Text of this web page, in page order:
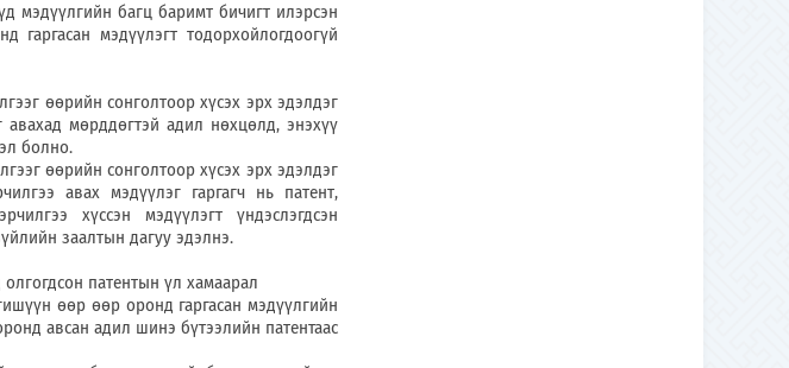
багц баримт бичигт илэрсэн
мэдүүлэгт тодорхойлогдоогүй
өөрийн сонголтоор хүсэх эрх эдэлдэг
мөрддөгтэй адил нөхцөлд, энэхүү
болно.
өөрийн сонголтоор хүсэх эрх эдэлдэг
авах мэдүүлэг гаргагч нь патент,
хүссэн мэдүүлэгт үндэслэгдсэн
заалтын дагуу эдэлнэ.
патентын үл хамаарал
өөр өөр оронд гаргасан мэдүүлгийн
авсан адил шинэ бүтээлийн патентаас